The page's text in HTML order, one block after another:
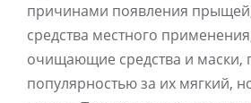
причинами появления
средства местного
очищающие средства и маски,
популярностью за их мягкий,